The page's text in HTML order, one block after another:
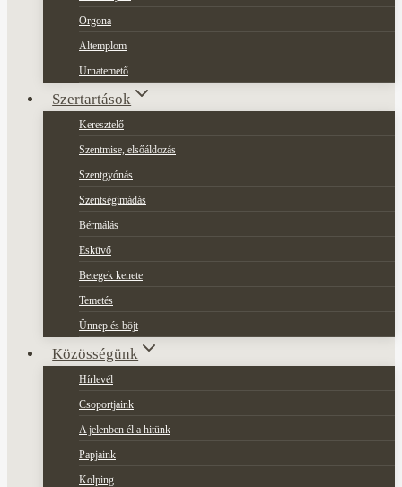
Orgona
Altemplom
Urnatemető
Szertartások
Keresztelő
Szentmise, elsőáldozás
Szentgyónás
Szentségimádás
Bérmálás
Esküvő
Betegek kenete
Temetés
Ünnep és böjt
Közösségünk
Hírlevél
Csoportjaink
A jelenben él a hitünk
Papjaink
Kolping